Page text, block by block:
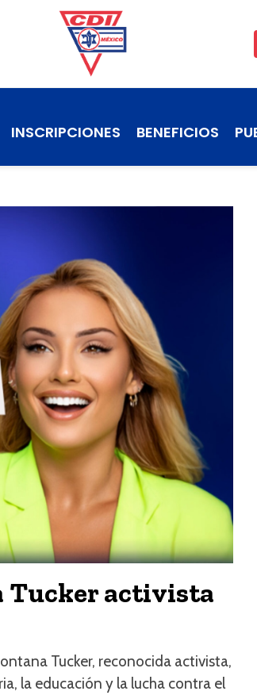
INSCRIPCIONES BENEFICIOS
Tucker activista
Tucker, reconocida activista,
la educación y la lucha contra el